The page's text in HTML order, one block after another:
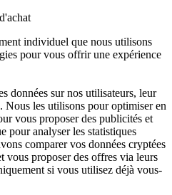
individuel que nous utilisons
pour vous offrir une expérience
données sur nos utilisateurs, leur
Nous les utilisons pour optimiser en
vous proposer des publicités et
pour analyser les statistiques
comparer vos données cryptées
vous proposer des offres via leurs
si vous utilisez déjà vous-